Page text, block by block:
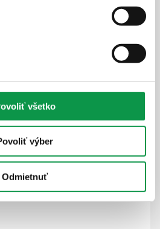
všetko
výber
Odmietnuť
RAL
m
brána Hörmann